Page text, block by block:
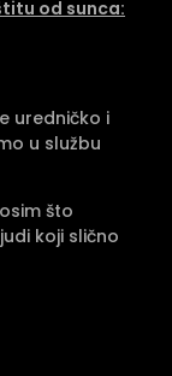
od sunca:
uredničko i
u službu
što
koji slično